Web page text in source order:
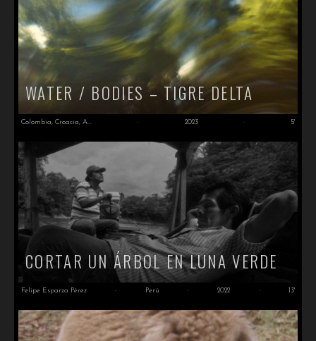
WATER / BODIES – TIGRE DELTA
Colombia, Croacia, Argentina · 2023 · 5'
CORTAR UN ÁRBOL EN LUNA VERDE
Felipe Esparza Pérez · Perú · 2022 · 13'